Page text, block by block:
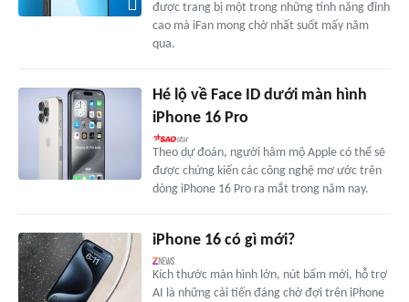
được trang bị một trong những tính năng đỉnh
cao mà iFan mong chờ nhất suốt mấy năm
qua.
Hé lộ về Face ID dưới màn hình
iPhone 16 Pro
Theo dự đoán, người hâm mộ Apple có thể sẽ
được chứng kiến các công nghệ mơ ước trên
dòng iPhone 16 Pro ra mắt trong năm nay.
iPhone 16 có gì mới?
Kích thước màn hình lớn, nút bấm mới, hỗ trợ
AI là những cải tiến đáng chờ đợi trên iPhone